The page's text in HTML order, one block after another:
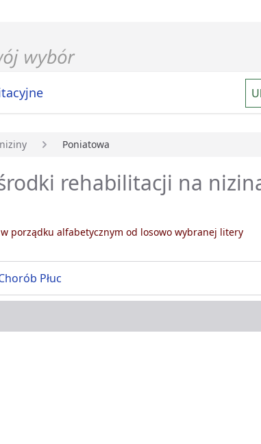
niziny Poniatowa
rehabilitacji na
porządku alfabetycznym od losowo wybranej litery
Płuc